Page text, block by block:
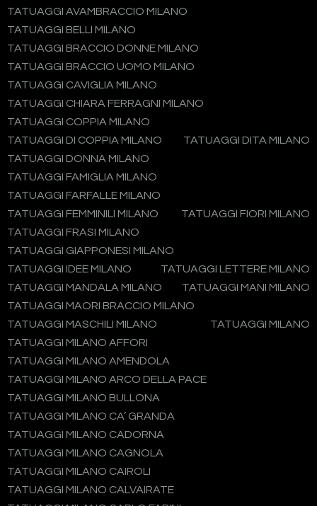
TATUAGGI AVAMBRACCIO MILANO
TATUAGGI BELLI MILANO
TATUAGGI BRACCIO DONNE MILANO
TATUAGGI BRACCIO UOMO MILANO
TATUAGGI CAVIGLIA MILANO
TATUAGGI CHIARA FERRAGNI MILANO
TATUAGGI COPPIA MILANO
TATUAGGI DI COPPIA MILANO
TATUAGGI DITA MILANO
TATUAGGI DONNA MILANO
TATUAGGI FAMIGLIA MILANO
TATUAGGI FARFALLE MILANO
TATUAGGI FEMMINILI MILANO
TATUAGGI FIORI MILANO
TATUAGGI FRASI MILANO
TATUAGGI GIAPPONESI MILANO
TATUAGGI IDEE MILANO
TATUAGGI LETTERE MILANO
TATUAGGI MANDALA MILANO
TATUAGGI MANI MILANO
TATUAGGI MAORI BRACCIO MILANO
TATUAGGI MASCHILI MILANO
TATUAGGI MILANO
TATUAGGI MILANO AFFORI
TATUAGGI MILANO AMENDOLA
TATUAGGI MILANO ARCO DELLA PACE
TATUAGGI MILANO BULLONA
TATUAGGI MILANO CA’ GRANDA
TATUAGGI MILANO CADORNA
TATUAGGI MILANO CAGNOLA
TATUAGGI MILANO CAIROLI
TATUAGGI MILANO CALVAIRATE